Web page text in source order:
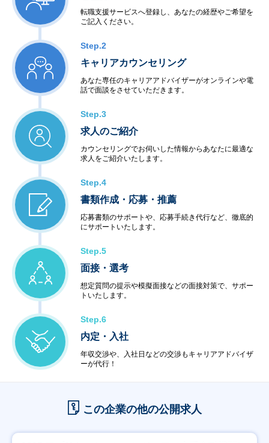
転職支援サービスへ登録し、あなたの経歴やご希望を
ご記入ください。
Step.2
キャリアカウンセリング
あなた専任のキャリアアドバイザーがオンラインや電
話で面談をさせていただきます。
Step.3
求人のご紹介
カウンセリングでお伺いした情報からあなたに最適な
求人をご紹介いたします。
Step.4
書類作成・応募・推薦
応募書類のサポートや、応募手続き代行など、徹底的
にサポートいたします。
Step.5
面接・選考
想定質問の提示や模擬面接などの面接対策で、サポー
トいたします。
Step.6
内定・入社
年収交渉や、入社日などの交渉もキャリアアドバイザ
ーが代行！
この企業の他の公開求人